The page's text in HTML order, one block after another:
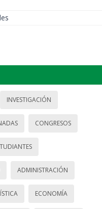
INVESTIGACIÓN
CONGRESOS
ADMINISTRACIÓN
ECONOMÍA